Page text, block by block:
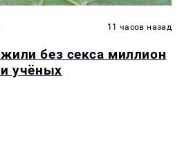
11 часов назад
без секса миллион
учёных